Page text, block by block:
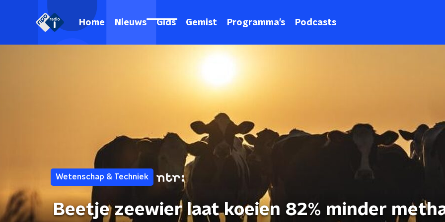
Home Nieuws Gids Gemist Programma's Podcasts
Wetenschap & Techniek
Beetje zeewier laat koeien 82% minder